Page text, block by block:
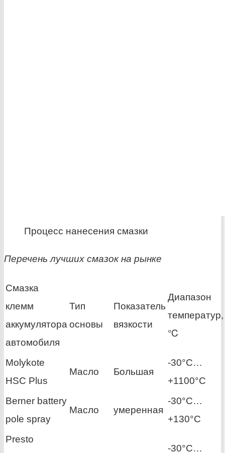
Процесс нанесения смазки
Перечень лучших смазок на рынке
Смазка
клемм
аккумулятора
автомобиля
Тип
основы
Показатель
вязкости
Диапазон
температур,
℃
Molykote
HSC Plus
Масло Большая
-30°C…
+1100°C
Berner battery
pole spray
Масло умеренная
-30°C…
+130°C
Presto
-30°C…